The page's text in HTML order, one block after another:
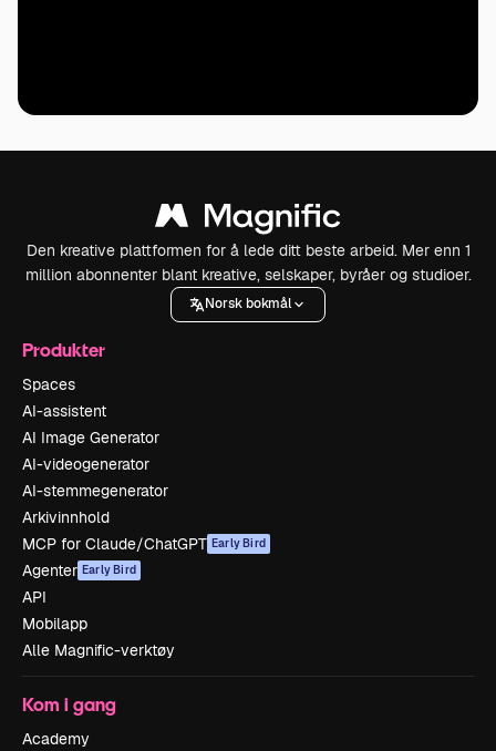
Den kreative plattformen for å lede ditt beste arbeid. Mer enn 1
million abonnenter blant kreative, selskaper, byråer og studioer.
Norsk bokmål
Produkter
Spaces
AI-assistent
AI Image Generator
AI-videogenerator
AI-stemmegenerator
Arkivinnhold
MCP for Claude/ChatGPT Early Bird
Agenter Early Bird
API
Mobilapp
Alle Magnific-verktøy
Kom i gang
Academy